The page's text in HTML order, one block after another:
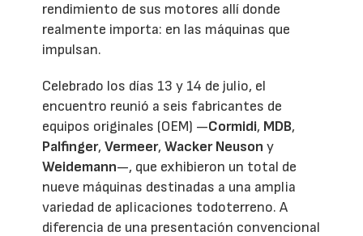
rendimiento de sus motores allí donde
realmente importa: en las máquinas que
impulsan.
Celebrado los días 13 y 14 de julio, el
encuentro reunió a seis fabricantes de
equipos originales (OEM) —Cormidi, MDB,
Palfinger,Vermeer,Wacker Neuson y
Weidemann—, que exhibieron un total de
nueve máquinas destinadas a una amplia
variedad de aplicaciones todoterreno. A
diferencia de una presentación convencional